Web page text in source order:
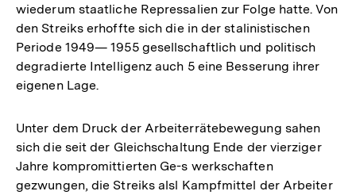
wiederum staatliche Repressalien zur Folge hatte. Von
den Streiks erhoffte sich die in der stalinistischen
Periode 1949— 1955 gesellschaftlich und politisch
degradierte Intelligenz auch 5 eine Besserung ihrer
eigenen Lage.
Unter dem Druck der Arbeiterrätebewegung sahen
sich die seit der Gleichschaltung Ende der vierziger
Jahre kompromittierten Ge-s werkschaften
gezwungen, die Streiks alsl Kampfmittel der Arbeiter